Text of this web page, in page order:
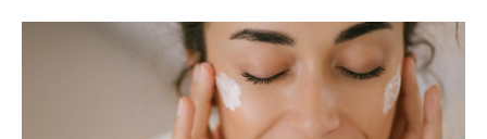
moda & ljepota